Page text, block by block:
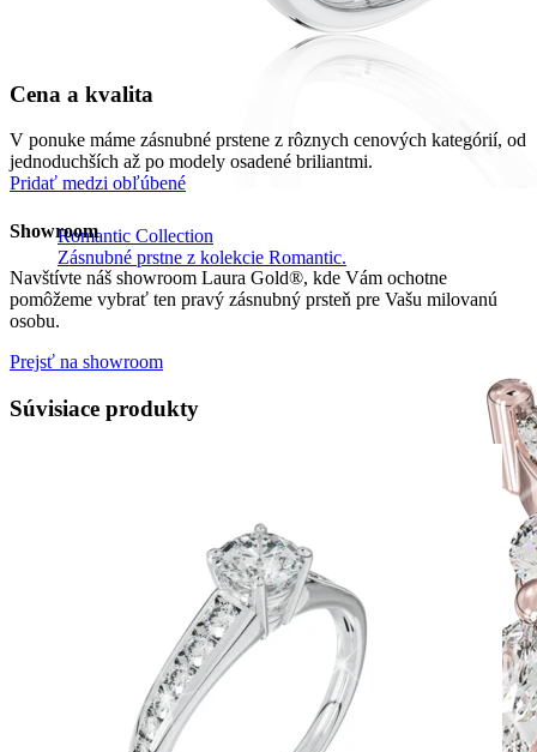
Romantic Collection
Zásnubné prstne z kolekcie Romantic.
Cena a kvalita
V ponuke máme zásnubné prstene z rôznych cenových kategórií, od
jednoduchších až po modely osadené briliantmi.
Pridať medzi obľúbené
Showroom
Navštívte náš showroom Laura Gold®, kde Vám ochotne
pomôžeme vybrať ten pravý zásnubný prsteň pre Vašu milovanú
osobu.
Prejsť na showroom
Súvisiace produkty